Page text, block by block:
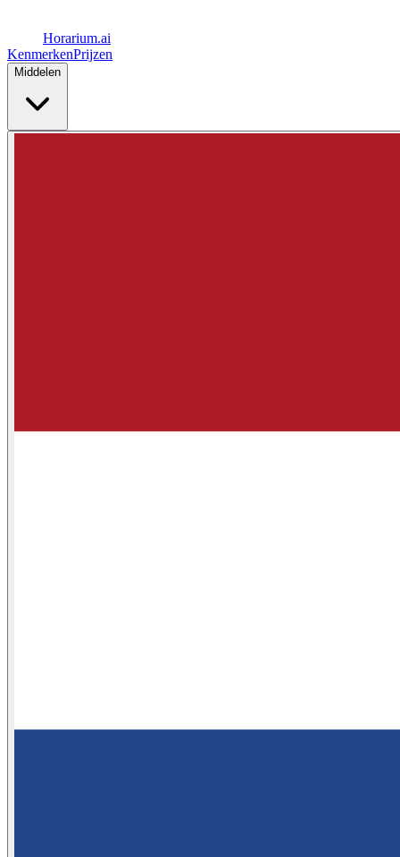
Horarium.ai
KenmerkenPrijzen
Middelen